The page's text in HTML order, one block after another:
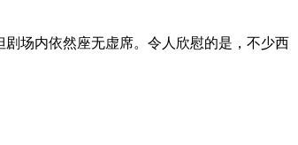
场内依然座无虚席。令人欣慰的是，不少西